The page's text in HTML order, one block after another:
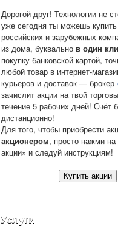
Дорогой друг! Технологии не
уже сегодня ты можешь купить
российских и зарубежных
из дома, буквально в один
покупку банковской картой,
любой товар в интернет-
курьеров и доставок — брокер
зачислит акции на твой
течение 5 рабочих дней! Счёт
дистанционно!
Для того, чтобы приобрести
акционером, просто нажми на
акции» и следуй инструкциям!
Купить акции
Услуги